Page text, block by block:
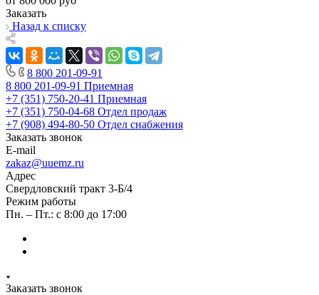
Заказать
Назад к списку
8 800 201-09-91
8 800 201-09-91 Приемная
+7 (351) 750-20-41 Приемная
+7 (351) 750-04-68 Отдел продаж
+7 (908) 494-80-50 Отдел снабжения
Заказать звонок
E-mail
zakaz@uuemz.ru
Адрес
Свердловский тракт 3-Б/4
Режим работы
Пн. – Пт.: с 8:00 до 17:00
Заказать звонок